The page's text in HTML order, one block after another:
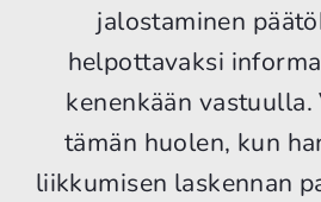
jalostaminen
helpottavaksi
kenenkään
tämän huolen, kun
liikkumisen laskennan